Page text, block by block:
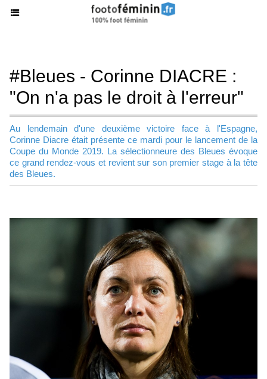
#Bleues - Corinne DIACRE :
"On n'a pas le droit à l'erreur"
Au lendemain d'une deuxième victoire face à l'Espagne,
Corinne Diacre était présente ce mardi pour le lancement de la
Coupe du Monde 2019. La sélectionneure des Bleues évoque
ce grand rendez-vous et revient sur son premier stage à la tête
des Bleues.